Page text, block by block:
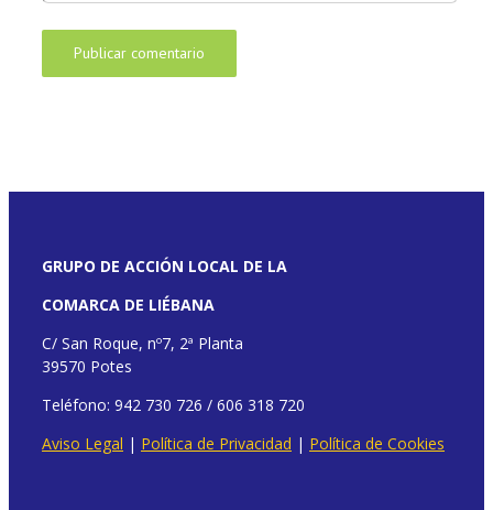
GRUPO DE ACCIÓN LOCAL DE LA
COMARCA DE LIÉBANA
C/ San Roque, nº7, 2ª Planta
39570 Potes
Teléfono: 942 730 726 / 606 318 720
Aviso Legal | Política de Privacidad | Política de Cookies